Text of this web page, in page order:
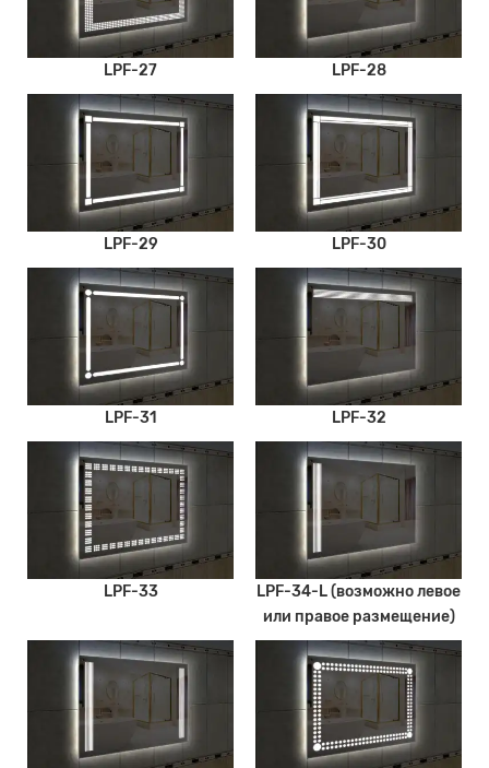
LPF-27 LPF-28
LPF-29 LPF-30
LPF-31 LPF-32
LPF-33
LPF-34-L (возможно левое
или правое размещение)